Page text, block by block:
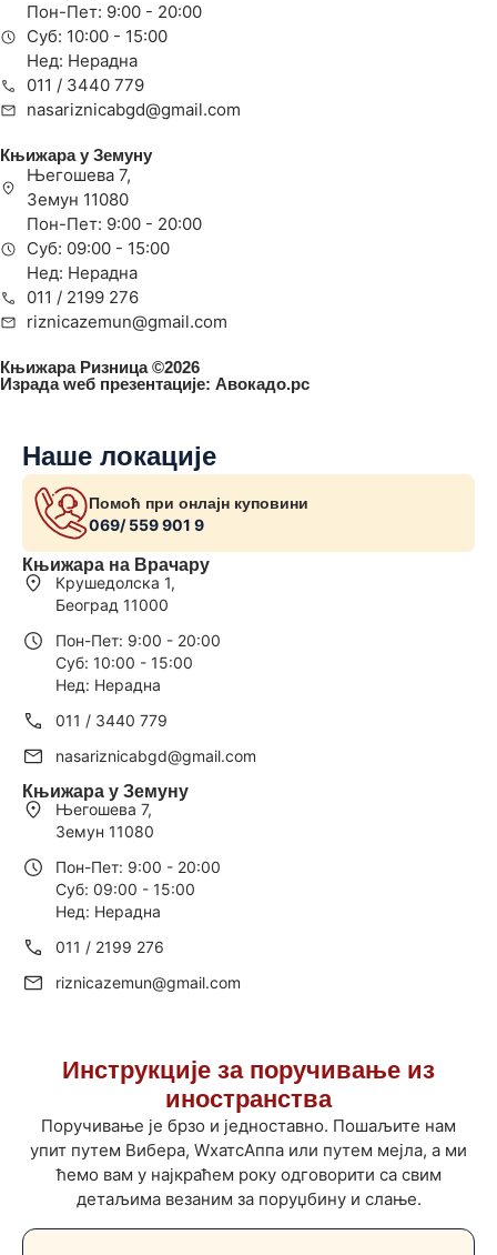
Пон-Пет: 9:00 - 20:00
Суб: 10:00 - 15:00
Нед: Нерадна
011 / 3440 779
nasariznicabgd@gmail.com
Књижара у Земуну
Његошева 7,
Земун 11080
Пон-Пет: 9:00 - 20:00
Суб: 09:00 - 15:00
Нед: Нерадна
011 / 2199 276
riznicazemun@gmail.com
Књижара Ризница ©️2026
Израда wеб презентације: Авокадо.рс
Наше локације
Помоћ при онлајн куповини
069/ 559 901 9
Књижара на Врачару
Крушедолска 1,
Београд 11000
Пон-Пет: 9:00 - 20:00
Суб: 10:00 - 15:00
Нед: Нерадна
011 / 3440 779
nasariznicabgd@gmail.com
Књижара у Земуну
Његошева 7,
Земун 11080
Пон-Пет: 9:00 - 20:00
Суб: 09:00 - 15:00
Нед: Нерадна
011 / 2199 276
riznicazemun@gmail.com
Инструкције за поручивање из
иностранства
Поручивање је брзо и једноставно. Пошаљите нам
упит путем Вибера, WхатсАппа или путем мејла, а ми
ћемо вам у најкраћем року одговорити са свим
детаљима везаним за поруџбину и слање.